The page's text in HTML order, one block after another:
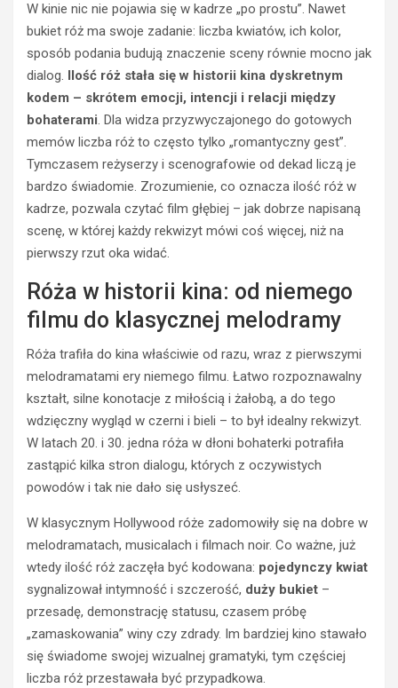
W kinie nic nie pojawia się w kadrze „po prostu”. Nawet
bukiet róż ma swoje zadanie: liczba kwiatów, ich kolor,
sposób podania budują znaczenie sceny równie mocno jak
dialog. Ilość róż stała się w historii kina dyskretnym
kodem – skrótem emocji, intencji i relacji między
bohaterami. Dla widza przyzwyczajonego do gotowych
memów liczba róż to często tylko „romantyczny gest”.
Tymczasem reżyserzy i scenografowie od dekad liczą je
bardzo świadomie. Zrozumienie, co oznacza ilość róż w
kadrze, pozwala czytać film głębiej – jak dobrze napisaną
scenę, w której każdy rekwizyt mówi coś więcej, niż na
pierwszy rzut oka widać.
Róża w historii kina: od niemego
filmu do klasycznej melodramy
Róża trafiła do kina właściwie od razu, wraz z pierwszymi
melodramatami ery niemego filmu. Łatwo rozpoznawalny
kształt, silne konotacje z miłością i żałobą, a do tego
wdzięczny wygląd w czerni i bieli – to był idealny rekwizyt.
W latach 20. i 30. jedna róża w dłoni bohaterki potrafiła
zastąpić kilka stron dialogu, których z oczywistych
powodów i tak nie dało się usłyszeć.
W klasycznym Hollywood róże zadomowiły się na dobre w
melodramatach, musicalach i filmach noir. Co ważne, już
wtedy ilość róż zaczęła być kodowana: pojedynczy kwiat
sygnalizował intymność i szczerość, duży bukiet –
przesadę, demonstrację statusu, czasem próbę
„zamaskowania” winy czy zdrady. Im bardziej kino stawało
się świadome swojej wizualnej gramatyki, tym częściej
liczba róż przestawała być przypadkowa.